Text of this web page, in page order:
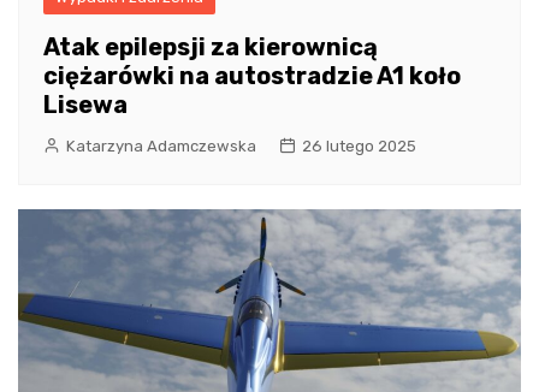
Atak epilepsji za kierownicą
ciężarówki na autostradzie A1 koło
Lisewa
Katarzyna Adamczewska 26 lutego 2025